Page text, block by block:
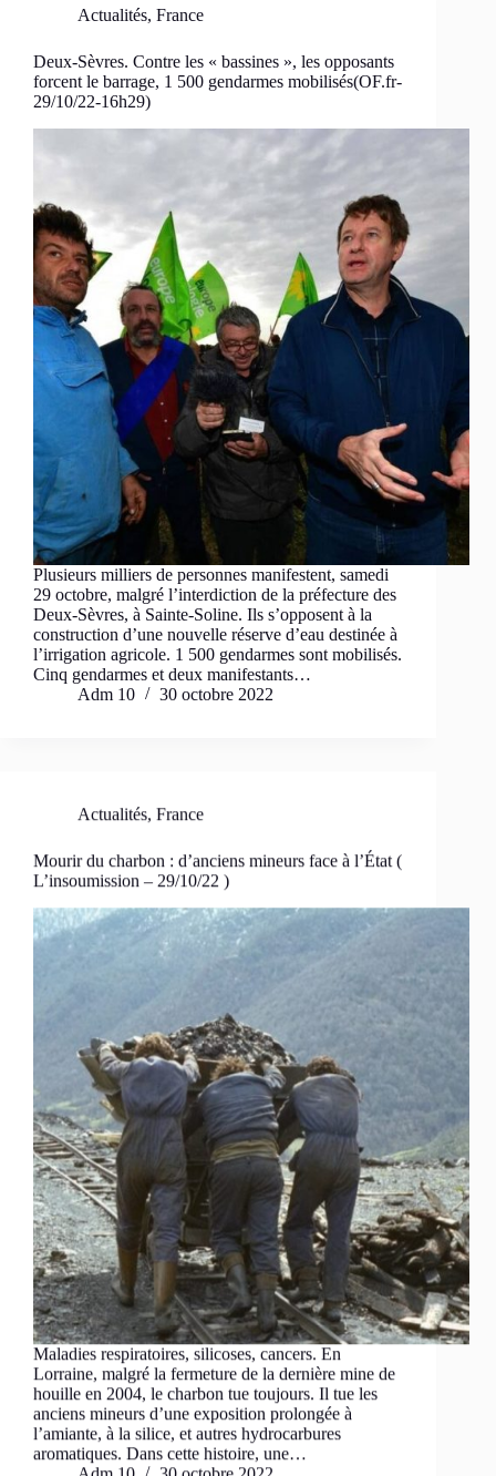
Actualités, France
Deux-Sèvres. Contre les « bassines », les opposants
forcent le barrage, 1 500 gendarmes mobilisés(OF.fr-
29/10/22-16h29)
Plusieurs milliers de personnes manifestent, samedi
29 octobre, malgré l’interdiction de la préfecture des
Deux-Sèvres, à Sainte-Soline. Ils s’opposent à la
construction d’une nouvelle réserve d’eau destinée à
l’irrigation agricole. 1 500 gendarmes sont mobilisés.
Cinq gendarmes et deux manifestants…
Adm 10
30 octobre 2022
Actualités, France
Mourir du charbon : d’anciens mineurs face à l’État (
L’insoumission – 29/10/22 )
Maladies respiratoires, silicoses, cancers. En
Lorraine, malgré la fermeture de la dernière mine de
houille en 2004, le charbon tue toujours. Il tue les
anciens mineurs d’une exposition prolongée à
l’amiante, à la silice, et autres hydrocarbures
aromatiques. Dans cette histoire, une…